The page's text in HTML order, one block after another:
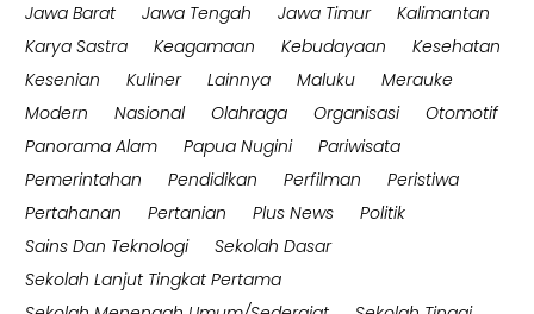
Jawa Barat
Jawa Tengah Jawa Timur
Kalimantan
Karya Sastra
Keagamaan Kebudayaan
Kesehatan
Kesenian
Kuliner Lainnya Maluku
Merauke
Modern
Nasional Olahraga Organisasi
Otomotif
Panorama Alam
Papua Nugini
Pariwisata
Pemerintahan
Pendidikan Perfilman
Peristiwa
Pertahanan
Pertanian Plus News
Politik
Sains Dan Teknologi
Sekolah Dasar
Sekolah Lanjut Tingkat Pertama